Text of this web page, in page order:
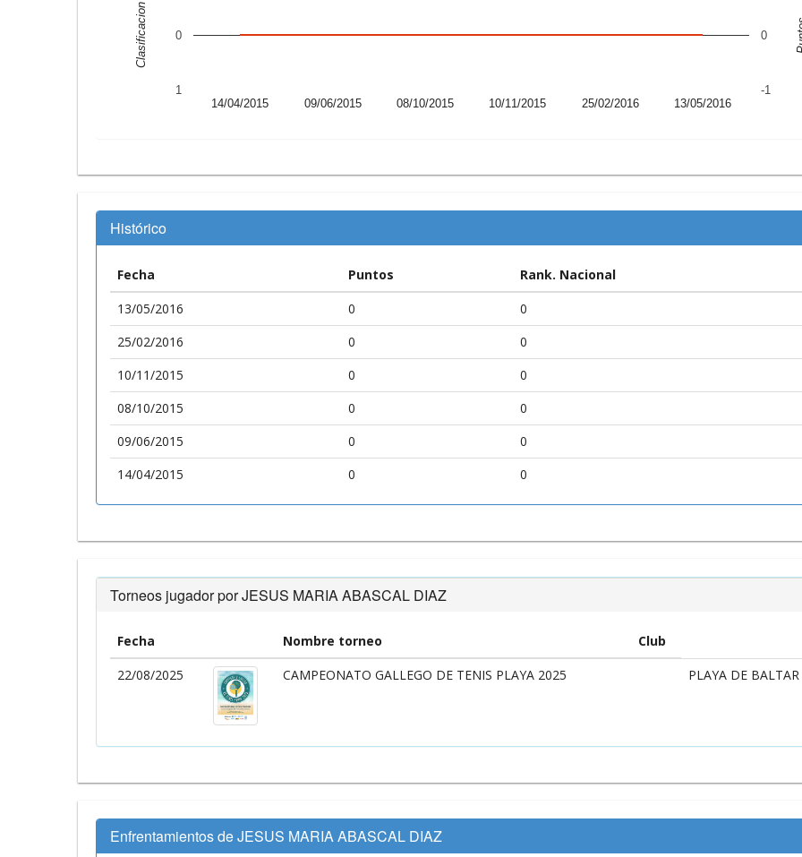
14/04/2015 09/06/2015 08/10/2015 10/11/2015 25/02/2016 13/05/2016
0
1 -1
0
Clasificacion
Histórico
Fecha Puntos
Rank. Nacional
13/05/2016
0
0
25/02/2016
0
0
10/11/2015
0
0
08/10/2015
0
0
09/06/2015
0
0
14/04/2015
0 0
Torneos jugador por JESUS MARIA ABASCAL DIAZ
Fecha Nombre torneo
Club
22/08/2025
CAMPEONATO GALLEGO DE TENIS PLAYA 2025 PLAYA DE BALTAR
Enfrentamientos de JESUS MARIA ABASCAL DIAZ